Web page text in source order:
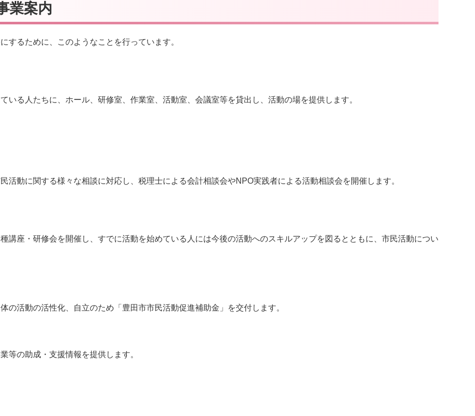
業案内
するために、このようなことを行っています。
いる人たちに、ホール、研修室、作業室、活動室、会議室等を貸出し、活動の場を提供します。
活動に関する様々な相談に対応し、税理士による会計相談会やNPO実践者による活動相談会を開催します。
講座・研修会を開催し、すでに活動を始めている人には今後の活動へのスキルアップを図るとともに、市民活動につい
の活動の活性化、自立のため「豊田市市民活動促進補助金」を交付します。
等の助成・支援情報を提供します。